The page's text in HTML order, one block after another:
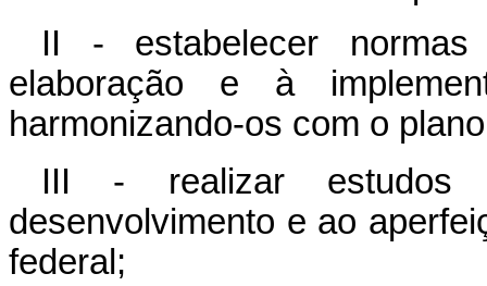
II - estabelecer
elaboração e à
harmonizando-os com o
III - realizar estudos
desenvolvimento e ao
federal;